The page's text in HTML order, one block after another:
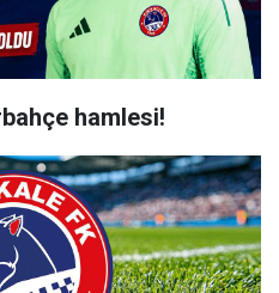
hamlesi!